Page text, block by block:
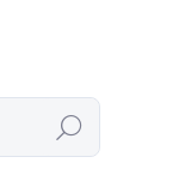
Hľadať